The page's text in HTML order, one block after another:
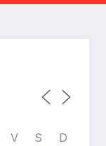
V S D